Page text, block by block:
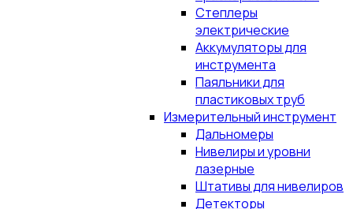
Степлеры
электрические
Аккумуляторы для
инструмента
Паяльники для
пластиковых труб
Измерительный инструмент
Дальномеры
Нивелиры и уровни
лазерные
Штативы для нивелиров
Детекторы